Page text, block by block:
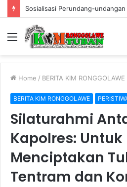
Menu
Home / BERITA KIM RONGGOLAWE
BERITA KIM RONGGOLAWE
Silaturahmi
Kapolres: Untuk
Menciptakan
Tentram dan